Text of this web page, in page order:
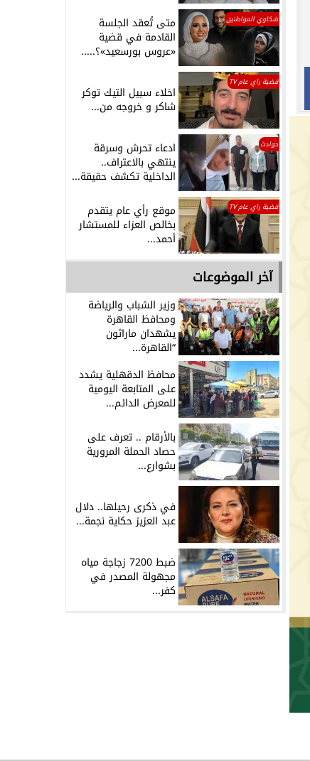
شكاوي المواطنين متى تُعقد الجلسة
القادمة في قضية
«عروس بورسعيد»؟.....
قضية راي عام TV
اخلاء سبيل التيك توكر
شاكر و خروجه من...
حوادث ادعاء تحرش وسرقة
ينتهي بالاعتراف..
الداخلية تكشف حقيقة...
قضية راي عام TV موقع رأي عام يتقدم
بخالص العزاء للمستشار
أحمد...
آخر الموضوعات
وزير الشباب والرياضة
ومحافظ القاهرة
يشهدان ماراثون
“القاهرة...
محافظ الدقهلية يشدد
على المتابعة اليومية
للمعرض الدائم...
بالأرقام .. تعرف على
حصاد الحملة المرورية
بشوارع...
في ذكرى رحيلها.. دلال
عبد العزيز حكاية نجمة...
ضبط 7200 زجاجة مياه
مجهولة المصدر في
كفر...